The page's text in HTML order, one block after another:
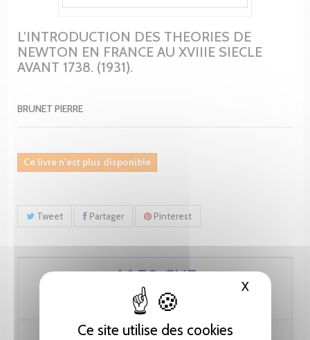
Ce site utilise des cookies
XMasquer
L'INTRODUCTION DES THEORIES DE
NEWTON EN FRANCE AU XVIIIE SIECLE
AVANT 1738. (1931).
BRUNET PIERRE
Ce livre n'est plus disponible
Tweet Partager Pinterest
66.70 CHF